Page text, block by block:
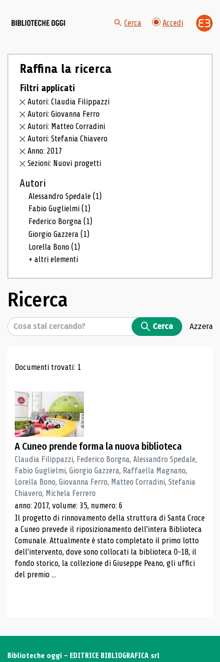
Cerca Accedi
Raffina la ricerca
Filtri applicati
Autori: Claudia Filippazzi
Autori: Giovanna Ferro
Autori: Matteo Corradini
Autori: Stefania Chiavero
Anno: 2017
Sezioni: Nuovi progetti
Autori
Alessandro Spedale(1)
Fabio Guglielmi(1)
Federico Borgna(1)
Giorgio Gazzera(1)
Lorella Bono(1)
+ altri elementi
Ricerca
Cerca Cerca Azzera
Risultati di ricerca
Documenti trovati: 1
A Cuneo prende forma la nuova biblioteca
Claudia Filippazzi, Federico Borgna, Alessandro Spedale,
Fabio Guglielmi, Giorgio Gazzera, Raffaella Magnano,
Lorella Bono, Giovanna Ferro, Matteo Corradini, Stefania
Chiavero, Michela Ferrero
anno: 2017, volume: 35, numero: 6
Il progetto di rinnovamento della struttura di Santa Croce
a Cuneo prevede il riposizionamento dell'intera Biblioteca
Comunale. Attualmente è stato completato il primo lotto
dell'intervento, dove sono collocati la biblioteca 0-18, il
fondo storico, la collezione di Giuseppe Peano, gli uffici
del premio ...
Biblioteche oggi - EDITRICE BIBLIOGRAFICA srl